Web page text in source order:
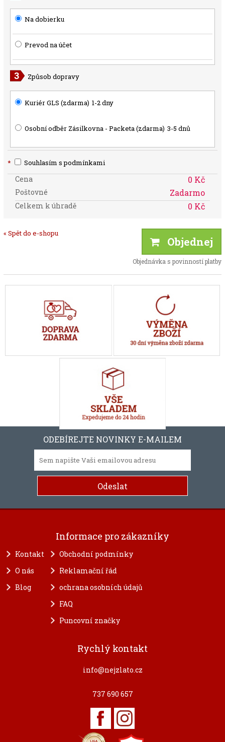
Na dobierku
Prevod na účet
Způsob dopravy
Kuriér GLS (zdarma) 1-2 dny
Osobní odběr Zásilkovna - Packeta (zdarma) 3-5 dnů
* Souhlasím s podmínkami
Cena 0 Kč
Poštovné Zadarmo
Celkem k úhradě 0 Kč
« Spět do e-shopu
Objednej
Objednávka s povinností platby
ODEBÍREJTE NOVINKY E-MAILEM
Informace pro zákazníky
Kontakt
O nás
Blog
Obchodní podmínky
Reklamační řád
ochrana osobních údajů
FAQ
Puncovní značky
Rychlý kontakt
info@nejzlato.cz
737 690 657